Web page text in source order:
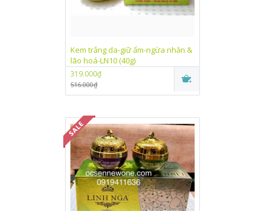
Kem trắng da-giữ ẩm-ngừa nhăn &
lão hoá-LN10 (40g)
319.000₫
516.000₫